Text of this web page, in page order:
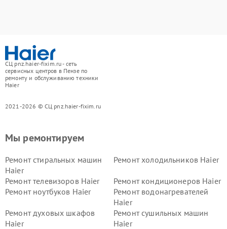
СЦ pnz.haier-fixim.ru - сеть
сервисных центров в Пензе по
ремонту и обслуживанию техники
Haier
2021-2026 © СЦ pnz.haier-fixim.ru
Мы ремонтируем
Ремонт стиральных машин
Haier
Ремонт холодильников Haier
Ремонт телевизоров Haier
Ремонт кондиционеров Haier
Ремонт ноутбуков Haier
Ремонт водонагревателей
Haier
Ремонт духовых шкафов
Haier
Ремонт сушильных машин
Haier